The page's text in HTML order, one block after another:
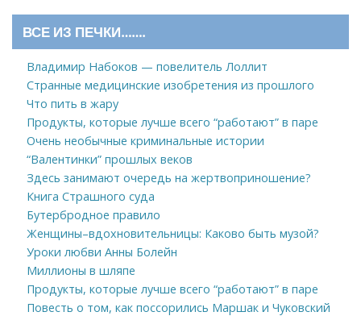
ВСЕ ИЗ ПЕЧКИ…….
Владимир Набоков — повелитель Лоллит
Странные медицинские изобретения из прошлого
Что пить в жару
Продукты, которые лучше всего “работают” в паре
Очень необычные криминальные истории
“Валентинки” прошлых веков
Здесь занимают очередь на жертвоприношение?
Книга Страшного суда
Бутербродное правило
Женщины–вдохновительницы: Каково быть музой?
Уроки любви Анны Болейн
Миллионы в шляпе
Продукты, которые лучше всего “работают” в паре
Повесть о том, как поссорились Маршак и Чуковский